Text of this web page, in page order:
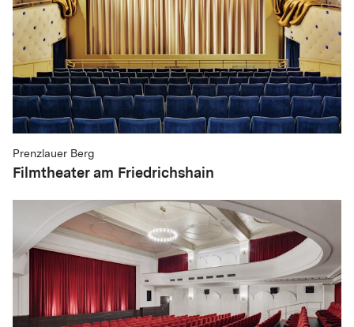
Prenzlauer Berg
Filmtheater am Friedrichshain